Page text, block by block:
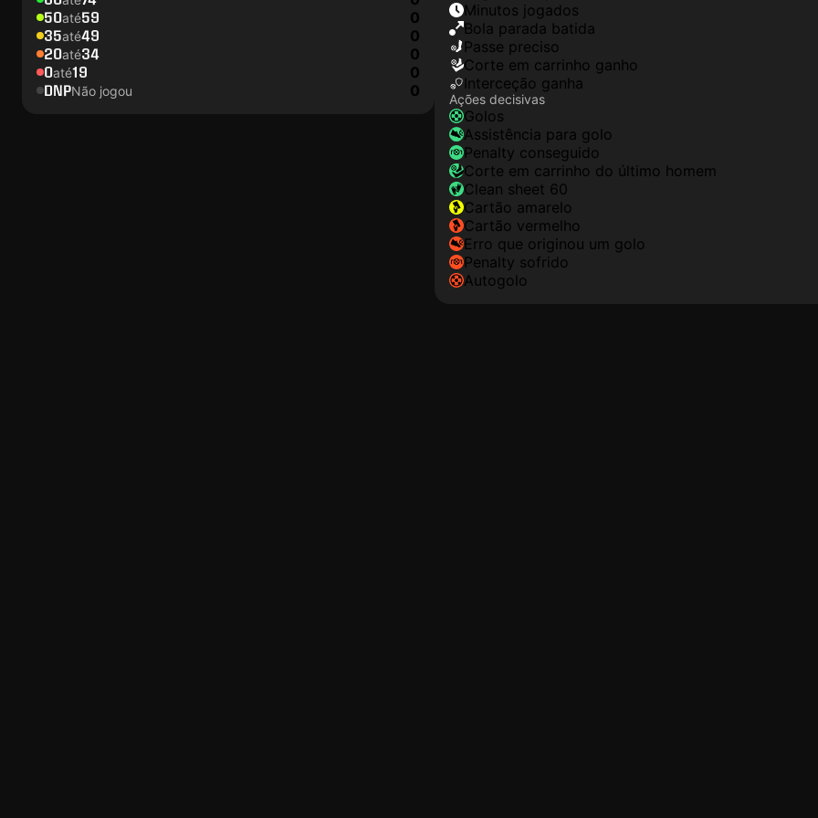
50até59 0
35até49 0
20até34 0
0até19 0
DNPNão jogou 0
minutos jogados
Bola parada batida
passe preciso
corte em carrinho ganho
interceção ganha
Ações decisivas
golos
assistência para golo
penalty conseguido
corte em carrinho do último homem
clean sheet 60
cartão amarelo
cartão vermelho
erro que originou um golo
penalty sofrido
autogolo